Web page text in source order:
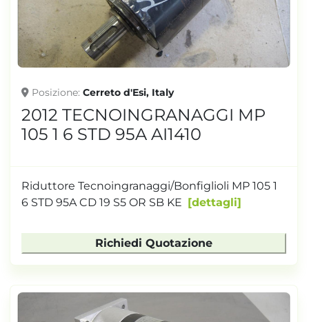
Posizione Cerreto d'Esi, Italy
2012 TECNOINGRANAGGI MP
105 1 6 STD 95A AI1410
Riduttore Tecnoingranaggi/Bonfiglioli MP 105 1
6 STD 95A CD 19 S5 OR SB KE
dettagli
Richiedi Quotazione